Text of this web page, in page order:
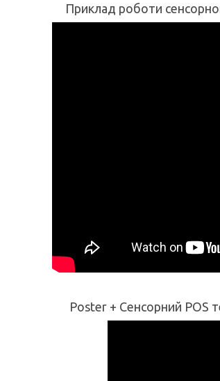
Приклад роботи
Poster + Сенсорний POS